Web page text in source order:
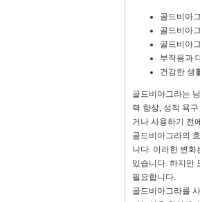
골드비아
골드비아
골드비아
부작용과
건강한 생
골드비아그라는
력 향상, 성적 욕
거나 사용하기 전
골드비아그라의
니다. 이러한 변화
있습니다. 하지만
필요합니다.
골드비아그라를